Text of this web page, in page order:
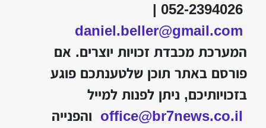
052-2394026 |
daniel.beller@gmail.com
המערכת מכבדת זכויות יוצרים. אם
פורסם באתר תוכן שלטענתכם פוגע
בזכויותיכם, ניתן לפנות למייל
office@br7news.co.il והפנייה